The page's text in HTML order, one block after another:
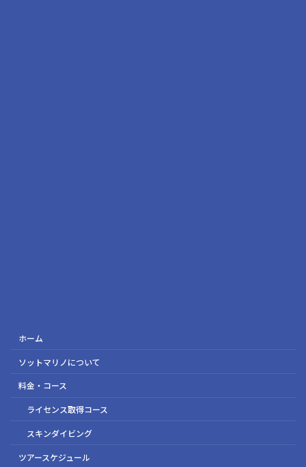
ホーム
ソットマリノについて
料金・コース
ライセンス取得コース
スキンダイビング
ツアースケジュール